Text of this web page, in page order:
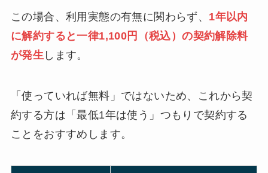
この場合、利用実態の有無に関わらず、 1年以内
に解約すると一律1,100円（税込）の契約解除料
が発生 します。
「使っていれば無料」ではないため、これから契
約する方は「最低1年は使う」つもりで契約する
ことをおすすめします。